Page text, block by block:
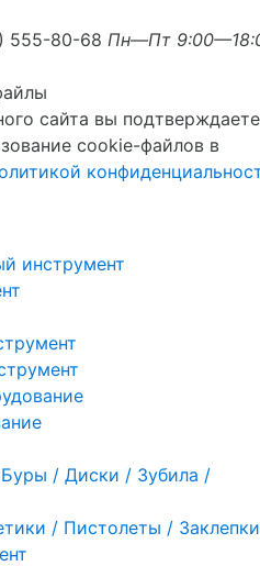
555-80-68 Пн—Пт
сайта вы подтверждаете
cookie-файлов в
инструмент
/ Диски / Зубила /
/ Пистолеты / Заклепки